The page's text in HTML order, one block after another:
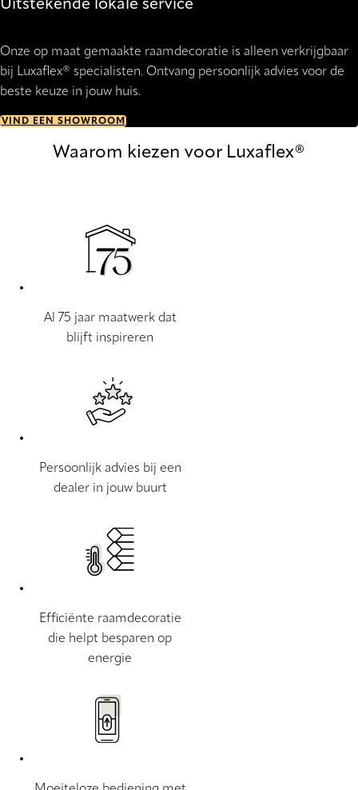
Uitstekende lokale service
Onze op maat gemaakte raamdecoratie is alleen verkrijgbaar
bij Luxaflex® specialisten. Ontvang persoonlijk advies voor de
beste keuze in jouw huis.
VIND EEN SHOWROOM
Waarom kiezen voor Luxaflex®
Al 75 jaar maatwerk dat
blijft inspireren
Persoonlijk advies bij een
dealer in jouw buurt
Efficiënte raamdecoratie
die helpt besparen op
energie